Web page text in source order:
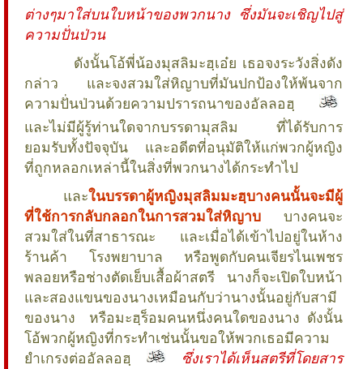
ต่างๆมาใส่บนใบหน้าของพวกนาง ซึ่งมันจะเชิญไปสู่
ความปั่นป่วน
ดังนั้นโอ้พี่น้องมุสลิมะฮฺเอ๋ย เธอจงระวังสิ่งดัง
กล่าว และจงสวมใส่หิญาบที่มันปกป้องให้พ้นจาก
ความปั่นป่วนด้วยความปรารถนาของอัลลอฮฺ
และไม่มีผู้รู้ท่านใดจากบรรดามุสลิม ที่ได้รับการ
ยอมรับทั้งปัจจุบัน และอดีตที่อนุมัติให้แก่พวกผู้หญิง
ที่ถูกหลอกเหล่านี้ในสิ่งที่พวกนางได้กระทำไป
และในบรรดาผู้หญิงมุสลิมมะฮฺบางคนนั้นจะมีผู้
ที่ใช้การกลับกลอกในการสวมใส่หิญาบ บางคนจะ
สวมใส่ในที่สาธารณะ และเมื่อได้เข้าไปอยู่ในห้าง
ร้านค้า โรงพยาบาล หรือพูดกับคนเจียรไนเพชร
พลอยหรือช่างตัดเย็บเสื้อผ้าสตรี นางก็จะเปิดใบหน้า
และสองแขนของนางเหมือนกับว่านางนั้นอยู่กับสามี
ของนาง หรือมะฮฺร็อมคนหนึ่งคนใดของนาง ดังนั้น
โอ้พวกผู้หญิงที่กระทำเช่นนั้นขอให้พวกเธอมีความ
ยำเกรงต่ออัลลอฮฺ
ซึ่งเราได้เห็นสตรีที่โดยสาร